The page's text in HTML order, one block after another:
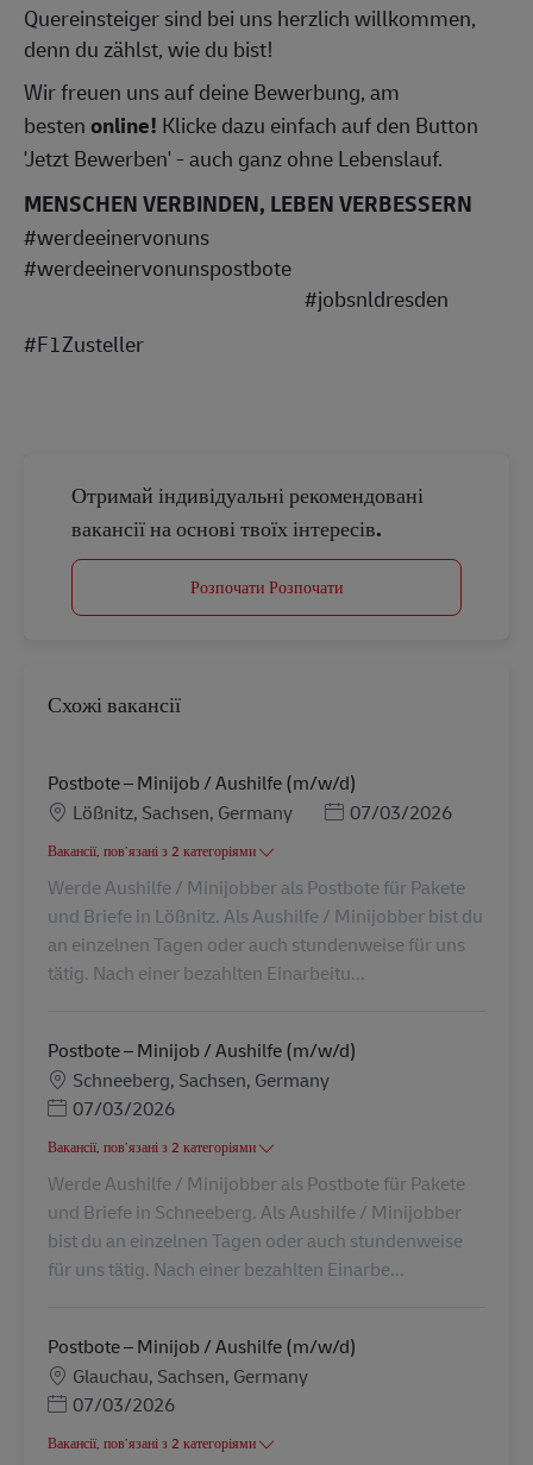
Quereinsteiger sind bei uns herzlich willkommen,
denn du zählst, wie du bist!
Wir freuen uns auf deine Bewerbung, am
bestenonline! Klicke dazu einfach auf den Button
'Jetzt Bewerben' - auch ganz ohne Lebenslauf.
MENSCHEN VERBINDEN, LEBEN VERBESSERN
#werdeeinervonuns
#werdeeinervonunspostbote
#jobsnldresden
#F1Zusteller
Отримай індивідуальні рекомендовані
вакансії на основі твоїх інтересів.
Розпочати Розпочати
Схожі вакансії
Postbote – Minijob / Aushilfe (m/w/d)
Місцезнаходження
Lößnitz, Sachsen, Germany Posted Date
07/03/2026
Вакансії, пов’язані з 2 категоріями
Werde Aushilfe / Minijobber als Postbote für Pakete
und Briefe in Lößnitz. Als Aushilfe / Minijobber bist du
an einzelnen Tagen oder auch stundenweise für uns
tätig. Nach einer bezahlten Einarbeitu...
Postbote – Minijob / Aushilfe (m/w/d)
Місцезнаходження
Schneeberg, Sachsen, Germany
Posted Date
07/03/2026
Вакансії, пов’язані з 2 категоріями
Werde Aushilfe / Minijobber als Postbote für Pakete
und Briefe in Schneeberg. Als Aushilfe / Minijobber
bist du an einzelnen Tagen oder auch stundenweise
für uns tätig. Nach einer bezahlten Einarbe...
Postbote – Minijob / Aushilfe (m/w/d)
Місцезнаходження
Glauchau, Sachsen, Germany
Posted Date
07/03/2026
Вакансії, пов’язані з 2 категоріями